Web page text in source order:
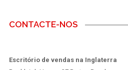
CONTACTE-NOS
Escritório de vendas na Inglaterra